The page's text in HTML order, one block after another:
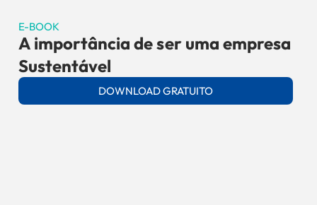
E-BOOK
A importância de ser uma empresa
Sustentável
DOWNLOAD GRATUITO